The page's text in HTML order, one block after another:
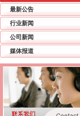
最新公告
行业新闻
公司新闻
媒体报道